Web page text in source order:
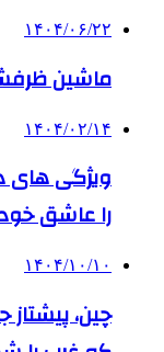
۱۴۰۴/۰۶/۲۲
ماشین
۱۴۰۴/۰۲/۱۴
ویژگی های
را عاشق
۱۴۰۴/۱۰/۱۰
چین،